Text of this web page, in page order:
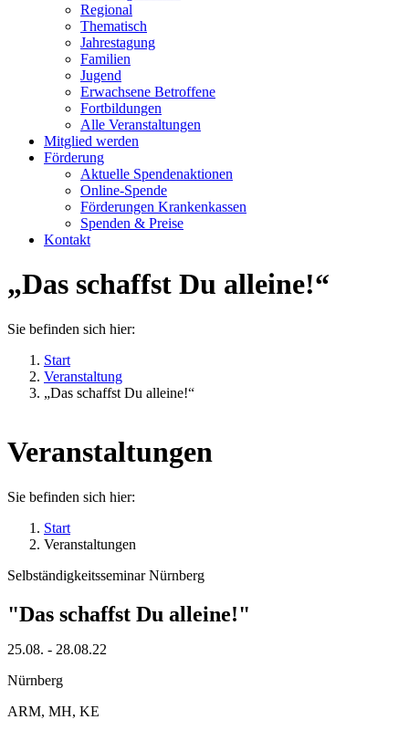
Regional
Thematisch
Jahrestagung
Familien
Jugend
Erwachsene Betroffene
Fortbildungen
Alle Veranstaltungen
Mitglied werden
Förderung
Aktuelle Spendenaktionen
Online-Spende
Förderungen Krankenkassen
Spenden & Preise
Kontakt
„Das schaffst Du alleine!“
Sie befinden sich hier:
Start
Veranstaltung
„Das schaffst Du alleine!“
Veranstaltungen
Sie befinden sich hier:
Start
Veranstaltungen
Selbständigkeitsseminar Nürnberg
"Das schaffst Du alleine!"
25.08. - 28.08.22
Nürnberg
ARM, MH, KE